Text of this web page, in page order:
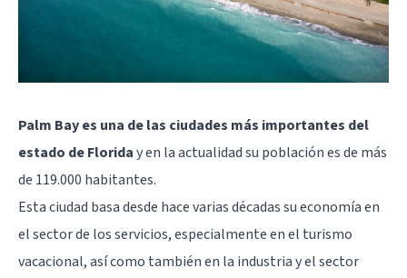
Palm Bay es una de las ciudades más importantes del
estado de Floriday en la actualidad su población es de más
de 119.000 habitantes.
Esta ciudad basa desde hace varias décadas su economía en
el sector de los servicios, especialmente en el turismo
vacacional, así como también en la industria y el sector